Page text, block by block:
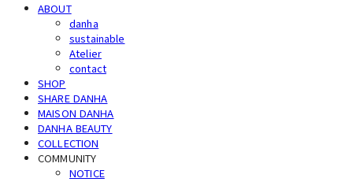
ABOUT
danha
sustainable
Atelier
contact
SHOP
SHARE DANHA
MAISON DANHA
DANHA BEAUTY
COLLECTION
COMMUNITY
NOTICE